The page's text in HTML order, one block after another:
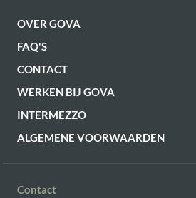
Bijzetzetel Oleandro
Productnummer: G11100008928
€ 1.016,00 incl. BTW
GA NAAR WINKELMANDJE
OVER GOVA
FAQ'S
CONTACT
WERKEN BIJ GOVA
INTERMEZZO
ALGEMENE VOORWAARDEN
Contact